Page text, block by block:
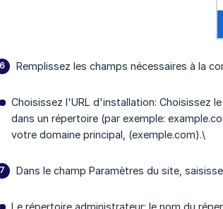
Remplissez les champs nécessaires à la
Choisissez l'URL d'installation: Choisissez
dans un répertoire (par exemple:
votre domaine principal, (exemple.com).\
Dans le champ Paramètres du site,
Le répertoire administrateur: le nom du